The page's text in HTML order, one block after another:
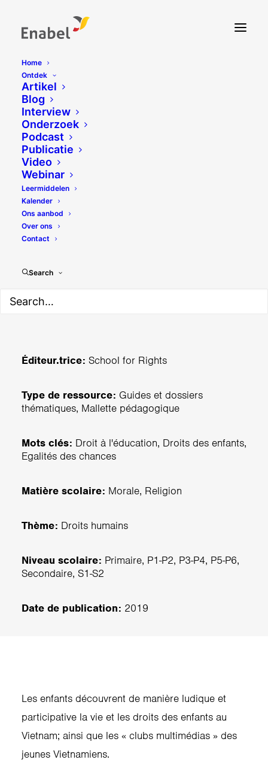
Home
Ontdek
Artikel
Blog
Interview
Onderzoek
Podcast
Publicatie
Video
Webinar
Leermiddelen
Kalender
Ons aanbod
Over ons
Contact
Search
enfants au Vietnam
Éditeur.trice: School for Rights
Type de ressource: Guides et dossiers
thématiques, Mallette pédagogique
Mots clés: Droit à l'éducation, Droits des enfants,
Egalités des chances
Matière scolaire: Morale, Religion
Thème: Droits humains
Niveau scolaire: Primaire, P1-P2, P3-P4, P5-P6,
Secondaire, S1-S2
Date de publication: 2019
Les enfants découvrent de manière ludique et
participative la vie et les droits des enfants au
Vietnam; ainsi que les « clubs multimédias » des
jeunes Vietnamiens.